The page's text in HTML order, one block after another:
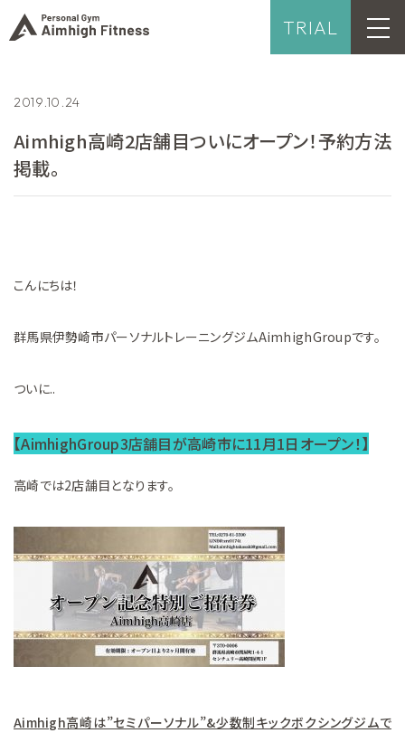
TRIAL
2019.10.24
Aimhigh高崎2店舗目ついにオープン！予約方法
掲載。
こんにちは！
群馬県伊勢崎市パーソナルトレーニングジムAimhighGroupです。
ついに..
【AimhighGroup3店舗目が高崎市に11月1日オープン！】
高崎では2店舗目となります。
Aimhigh高崎は”セミパーソナル”&少数制キックボクシングジムで